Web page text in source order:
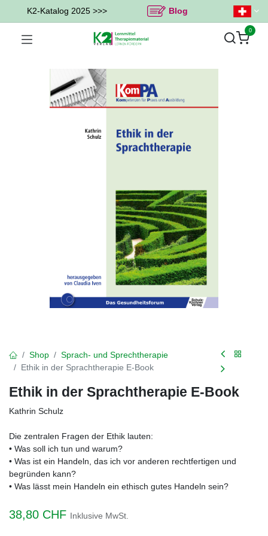
K2-Katalog 2025 >>> Blog
0
Shop
Sprach- und Sprechtherapie
Ethik in der Sprachtherapie E-Book
Ethik in der Sprachtherapie E-Book
Kathrin Schulz
Die zentralen Fragen der Ethik lauten:
• Was soll ich tun und warum?
• Was ist ein Handeln, das ich vor anderen rechtfertigen und
begründen kann?
• Was lässt mein Handeln ein ethisch gutes Handeln sein?
38,80 CHF Inklusive MwSt.